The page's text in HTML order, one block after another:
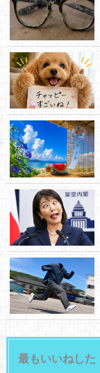
最もいいねした